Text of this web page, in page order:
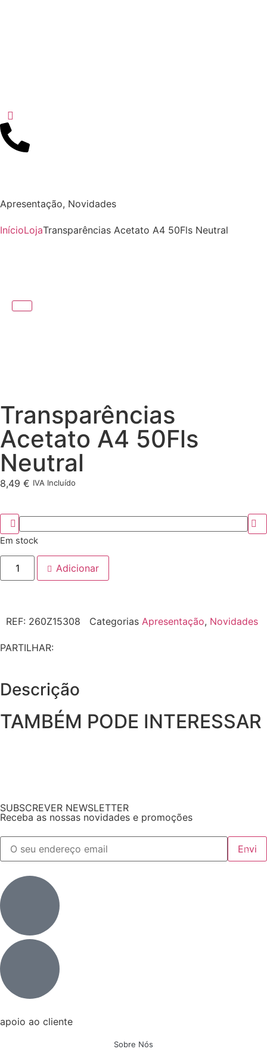
Apresentação, Novidades
InícioLojaTransparências Acetato A4 50Fls Neutral
Transparências
Acetato A4 50Fls
Neutral
8,49 € IVA Incluído
Em stock
Adicionar
REF: 260Z15308 Categorias Apresentação, Novidades
PARTILHAR:
Descrição
TAMBÉM PODE INTERESSAR
SUBSCREVER NEWSLETTER
Receba as nossas novidades e promoções
apoio ao cliente
Sobre Nós